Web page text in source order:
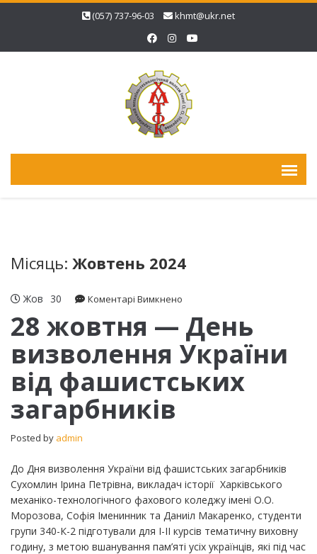
(057) 737-96-03 khmt@ukr.net
Місяць: Жовтень 2024
Жов 30 Коментарі Вимкнено
жовтня
—
День
визволення
України
28 жовтня — День
визволення України
від фашистських
загарбників
Posted by admin
До Дня визволення України від фашистських загарбників
Сухомлин Ірина Петрівна, викладач історії Харківського
механіко-технологічного фахового коледжу імені О.О.
Морозова, Софія Іменинник та Даниіл Макаренко, студенти
групи 340-К-2 підготували для I-II курсів тематичну виховну
годину, з метою вшанування пам’яті усіх українців, які під час